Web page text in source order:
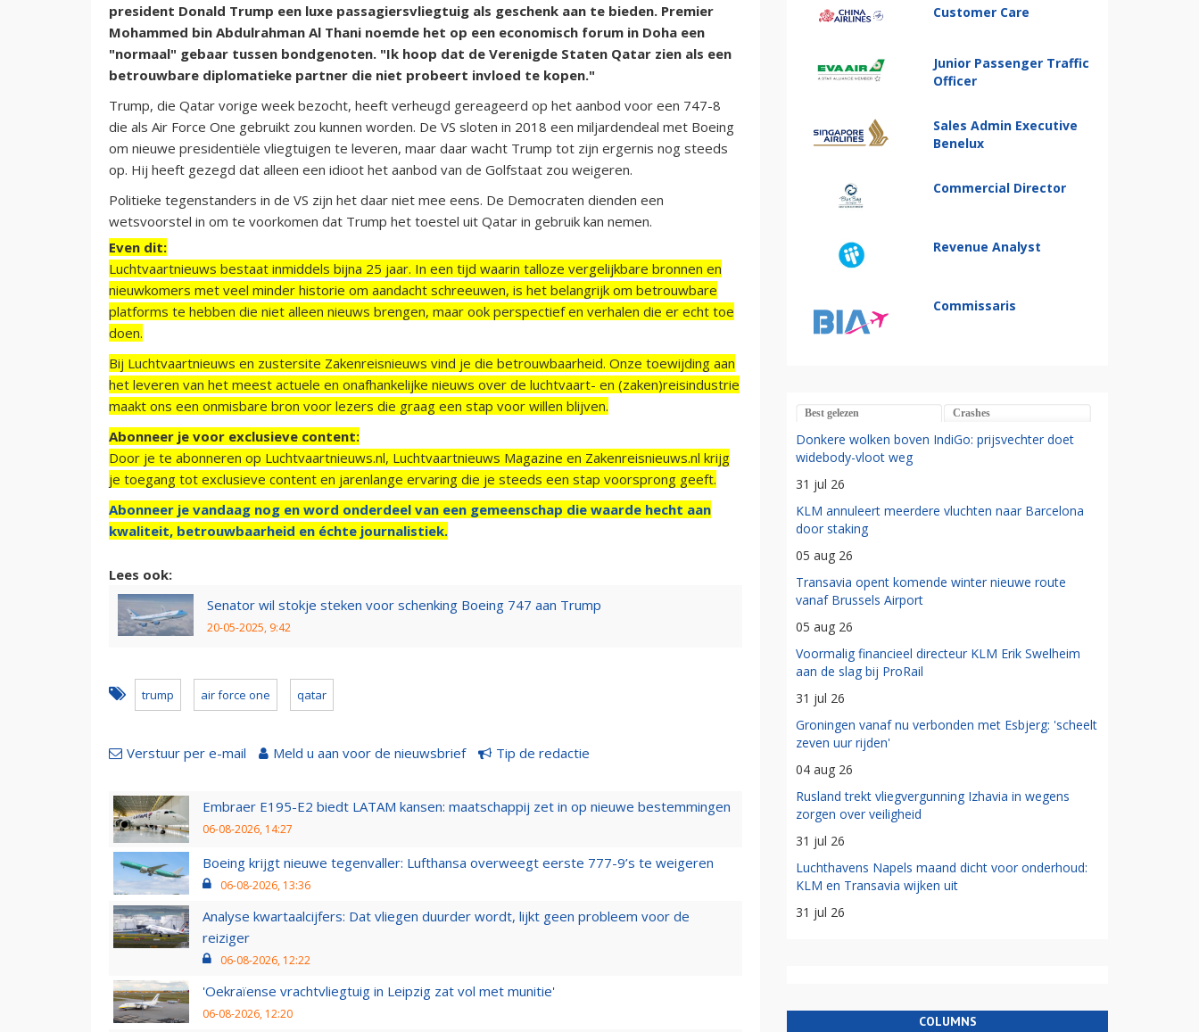
president Donald Trump een luxe passagiersvliegtuig als geschenk aan te bieden. Premier
Mohammed bin Abdulrahman Al Thani noemde het op een economisch forum in Doha een
"normaal" gebaar tussen bondgenoten. "Ik hoop dat de Verenigde Staten Qatar zien als een
betrouwbare diplomatieke partner die niet probeert invloed te kopen."
Trump, die Qatar vorige week bezocht, heeft verheugd gereageerd op het aanbod voor een 747-8
die als Air Force One gebruikt zou kunnen worden. De VS sloten in 2018 een miljardendeal met Boeing
om nieuwe presidentiële vliegtuigen te leveren, maar daar wacht Trump tot zijn ergernis nog steeds
op. Hij heeft gezegd dat alleen een idioot het aanbod van de Golfstaat zou weigeren.
Politieke tegenstanders in de VS zijn het daar niet mee eens. De Democraten dienden een
wetsvoorstel in om te voorkomen dat Trump het toestel uit Qatar in gebruik kan nemen.
Even dit:
Luchtvaartnieuws bestaat inmiddels bijna 25 jaar. In een tijd waarin talloze vergelijkbare bronnen en
nieuwkomers met veel minder historie om aandacht schreeuwen, is het belangrijk om betrouwbare
platforms te hebben die niet alleen nieuws brengen, maar ook perspectief en verhalen die er echt toe
doen.
Bij Luchtvaartnieuws en zustersite Zakenreisnieuws vind je die betrouwbaarheid. Onze toewijding aan
het leveren van het meest actuele en onafhankelijke nieuws over de luchtvaart- en (zaken)reisindustrie
maakt ons een onmisbare bron voor lezers die graag een stap voor willen blijven.
Abonneer je voor exclusieve content:
Door je te abonneren op Luchtvaartnieuws.nl, Luchtvaartnieuws Magazine en Zakenreisnieuws.nl krijg
je toegang tot exclusieve content en jarenlange ervaring die je steeds een stap voorsprong geeft.
Abonneer je vandaag nog en word onderdeel van een gemeenschap die waarde hecht aan
kwaliteit, betrouwbaarheid en échte journalistiek.
Lees ook:
Senator wil stokje steken voor schenking Boeing 747 aan Trump
20-05-2025, 9:42
trump air force one qatar
Verstuur per e-mail Meld u aan voor de nieuwsbrief Tip de redactie
Embraer E195-E2 biedt LATAM kansen: maatschappij zet in op nieuwe bestemmingen
06-08-2026, 14:27
Boeing krijgt nieuwe tegenvaller: Lufthansa overweegt eerste 777-9’s te weigeren
06-08-2026, 13:36
Analyse kwartaalcijfers: Dat vliegen duurder wordt, lijkt geen probleem voor de
reiziger
06-08-2026, 12:22
'Oekraïense vrachtvliegtuig in Leipzig zat vol met munitie'
06-08-2026, 12:20
Customer Care
Junior Passenger Traffic
Officer
Sales Admin Executive
Benelux
Commercial Director
Revenue Analyst
Commissaris
Best gelezen Crashes
Donkere wolken boven IndiGo: prijsvechter doet
widebody-vloot weg
31 jul 26
KLM annuleert meerdere vluchten naar Barcelona
door staking
05 aug 26
Transavia opent komende winter nieuwe route
vanaf Brussels Airport
05 aug 26
Voormalig financieel directeur KLM Erik Swelheim
aan de slag bij ProRail
31 jul 26
Groningen vanaf nu verbonden met Esbjerg: 'scheelt
zeven uur rijden'
04 aug 26
Rusland trekt vliegvergunning Izhavia in wegens
zorgen over veiligheid
31 jul 26
Luchthavens Napels maand dicht voor onderhoud:
KLM en Transavia wijken uit
31 jul 26
COLUMNS